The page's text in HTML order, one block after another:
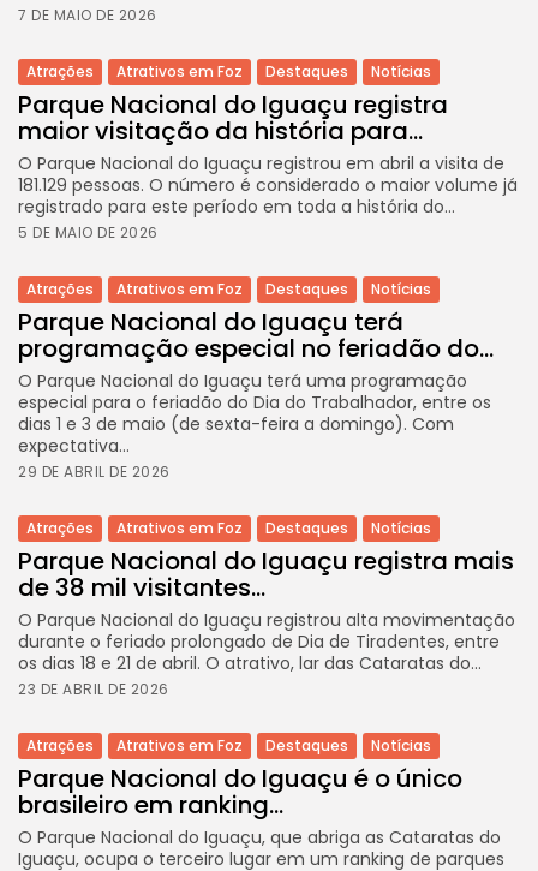
7 DE MAIO DE 2026
Atrações Atrativos em Foz Destaques Notícias
Parque Nacional do Iguaçu registra
maior visitação da história para...
O Parque Nacional do Iguaçu registrou em abril a visita de
181.129 pessoas. O número é considerado o maior volume já
registrado para este período em toda a história do...
5 DE MAIO DE 2026
Atrações Atrativos em Foz Destaques Notícias
Parque Nacional do Iguaçu terá
programação especial no feriadão do...
O Parque Nacional do Iguaçu terá uma programação
especial para o feriadão do Dia do Trabalhador, entre os
dias 1 e 3 de maio (de sexta-feira a domingo). Com
expectativa...
29 DE ABRIL DE 2026
Atrações Atrativos em Foz Destaques Notícias
Parque Nacional do Iguaçu registra mais
de 38 mil visitantes...
O Parque Nacional do Iguaçu registrou alta movimentação
durante o feriado prolongado de Dia de Tiradentes, entre
os dias 18 e 21 de abril. O atrativo, lar das Cataratas do...
23 DE ABRIL DE 2026
Atrações Atrativos em Foz Destaques Notícias
Parque Nacional do Iguaçu é o único
brasileiro em ranking...
O Parque Nacional do Iguaçu, que abriga as Cataratas do
Iguaçu, ocupa o terceiro lugar em um ranking de parques